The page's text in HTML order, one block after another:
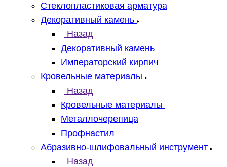
Стеклопластиковая арматура
Декоративный камень
Назад
Декоративный камень
Императорский кирпич
Кровельные материалы
Назад
Кровельные материалы
Металлочерепица
Профнастил
Абразивно-шлифовальный инструмент
Назад